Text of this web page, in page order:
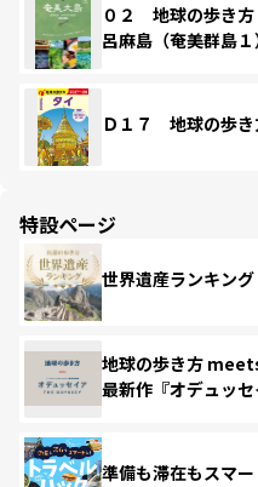
０２ 地球の歩き
呂麻島（奄美群島
Ｄ１７ 地球の歩
特設ページ
世界遺産ランキング
地球の歩き方
最新作『オデュッセ
準備も滞在もスマ